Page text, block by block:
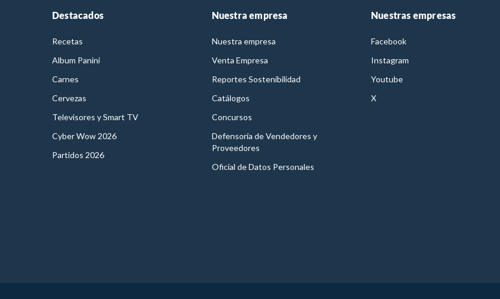
Destacados
Recetas
Album Panini
Carnes
Cervezas
Televisores y Smart TV
Cyber Wow 2026
Partidos 2026
Nuestra empresa
Nuestra empresa
Venta Empresa
Reportes Sostenibilidad
Catálogos
Concursos
Defensoría de Vendedores y
Proveedores
Oficial de Datos Personales
Nuestras empresas
Facebook
Instagram
Youtube
X